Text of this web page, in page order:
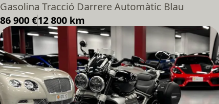
Gasolina Tracció Darrere Automàtic Blau
86 900 €12 800 km